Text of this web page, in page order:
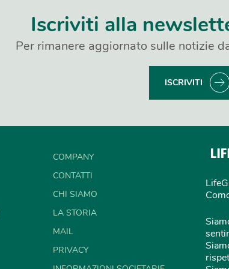
Iscriviti alla
Per rimanere aggiornato sulle notizie
ISCRIVITI
COMPANY
CONTATTI
CHI SIAMO
LA STORIA
MAIL
PRIVACY